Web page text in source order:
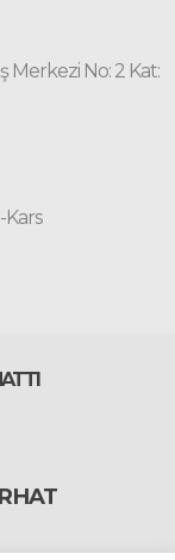
Merkezi No: 2 Kat: